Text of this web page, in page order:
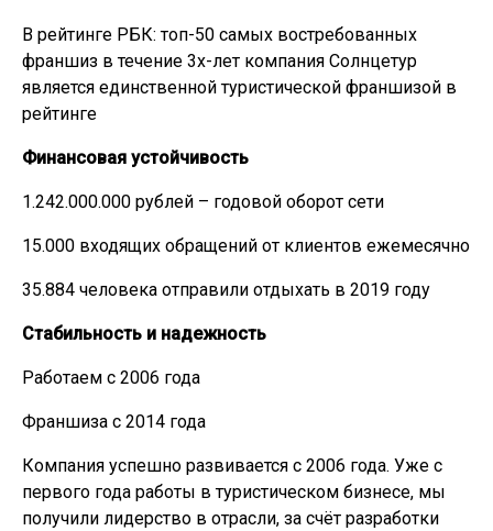
В рейтинге РБК: топ-50 самых востребованных
франшиз в течение 3х-лет компания Солнцетур
является единственной туристической франшизой в
рейтинге
Финансовая устойчивость
1.242.000.000 рублей – годовой оборот сети
15.000 входящих обращений от клиентов ежемесячно
35.884 человека отправили отдыхать в 2019 году
Стабильность и надежность
Работаем с 2006 года
Франшиза с 2014 года
Компания успешно развивается с 2006 года. Уже с
первого года работы в туристическом бизнесе, мы
получили лидерство в отрасли, за счёт разработки